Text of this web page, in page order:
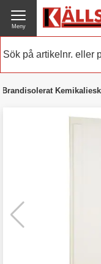
0476 - 214 80
Meny
Brandisolerat